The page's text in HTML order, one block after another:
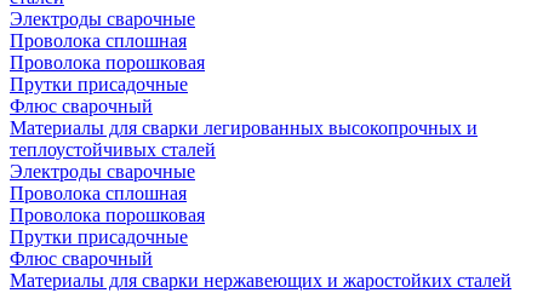
Электроды сварочные
Проволока сплошная
Проволока порошковая
Прутки присадочные
Флюс сварочный
Материалы для сварки легированных высокопрочных и
теплоустойчивых сталей
Электроды сварочные
Проволока сплошная
Проволока порошковая
Прутки присадочные
Флюс сварочный
Материалы для сварки нержавеющих и жаростойких сталей